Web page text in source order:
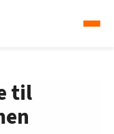
til